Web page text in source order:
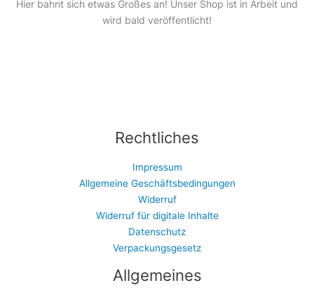
Hier bahnt sich etwas Großes an! Unser Shop ist in Arbeit und
wird bald veröffentlicht!
Rechtliches
Impressum
Allgemeine Geschäftsbedingungen
Widerruf
Widerruf für digitale Inhalte
Datenschutz
Verpackungsgesetz
Allgemeines